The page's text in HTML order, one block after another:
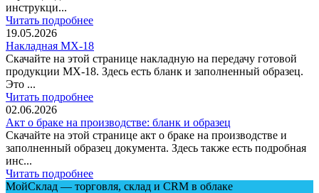
инструкци...
Читать подробнее
19.05.2026
Накладная МХ-18
Скачайте на этой странице накладную на передачу готовой
продукции МХ-18. Здесь есть бланк и заполненный образец.
Это ...
Читать подробнее
02.06.2026
Акт о браке на производстве: бланк и образец
Скачайте на этой странице акт о браке на производстве и
заполненный образец документа. Здесь также есть подробная
инс...
Читать подробнее
МойСклад — торговля, склад и CRM в облаке